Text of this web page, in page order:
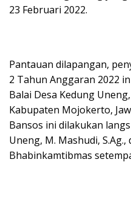
23 Februari 2022.
Pantauan dilapangan,
2 Tahun Anggaran 2022
Balai Desa Kedung
Kabupaten Mojokerto,
Bansos ini dilakukan
Uneng, M. Mashudi,
Bhabinkamtibmas